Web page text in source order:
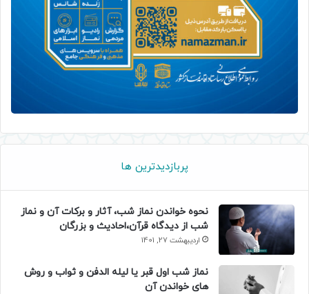
پربازدیدترین ها
نحوه خواندن نماز شب، آثار و برکات آن و نماز
شب از دیدگاه قرآن،احادیث و بزرگان
اردیبهشت 27, 1401
نماز شب اول قبر یا لیله الدفن و ثواب و روش
های خواندن آن